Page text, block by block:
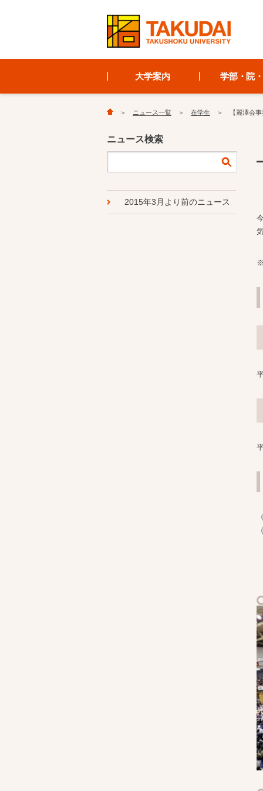
大学案内 学部・院
ニュース一覧 在学生 【麗澤会
ニュース検索
2015年3月より前のニュース